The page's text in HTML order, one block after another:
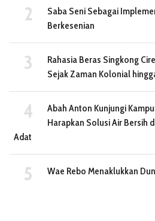
Saba Seni Sebagai
Berkesenian
Rahasia Beras Singkong
Sejak Zaman Kolonial
Abah Anton Kunjungi
Harapkan Solusi Air Bersih
Adat
Wae Rebo Menaklukkan